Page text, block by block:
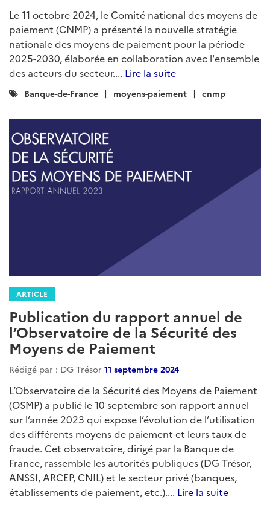
Le 11 octobre 2024, le Comité national des moyens de
paiement (CNMP) a présenté la nouvelle stratégie
nationale des moyens de paiement pour la période
2025-2030, élaborée en collaboration avec l'ensemble
des acteurs du secteur.... Lire la suite
Catégories
Banque-de-France moyens-paiement cnmp
ARTICLE
Publication du rapport annuel de
l’Observatoire de la Sécurité des
Moyens de Paiement
Rédigé par : DG Trésor 11 septembre 2024
L’Observatoire de la Sécurité des Moyens de Paiement
(OSMP) a publié le 10 septembre son rapport annuel
sur l’année 2023 qui expose l’évolution de l’utilisation
des différents moyens de paiement et leurs taux de
fraude. Cet observatoire, dirigé par la Banque de
France, rassemble les autorités publiques (DG Trésor,
ANSSI, ARCEP, CNIL) et le secteur privé (banques,
établissements de paiement, etc.).... Lire la suite